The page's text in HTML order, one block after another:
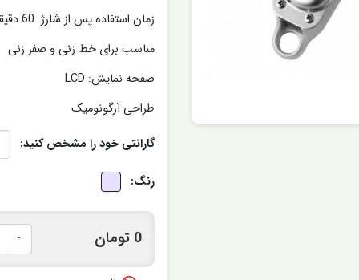
زمان استفاده پس از شارژ 60 دقیقه
مناسب برای خط زنی و صفر زنی
صفحه نمایش: LCD
طراحی آرگونومیک
گارانتی خود را مشخص کنید:
رنگ:
0 تومان -